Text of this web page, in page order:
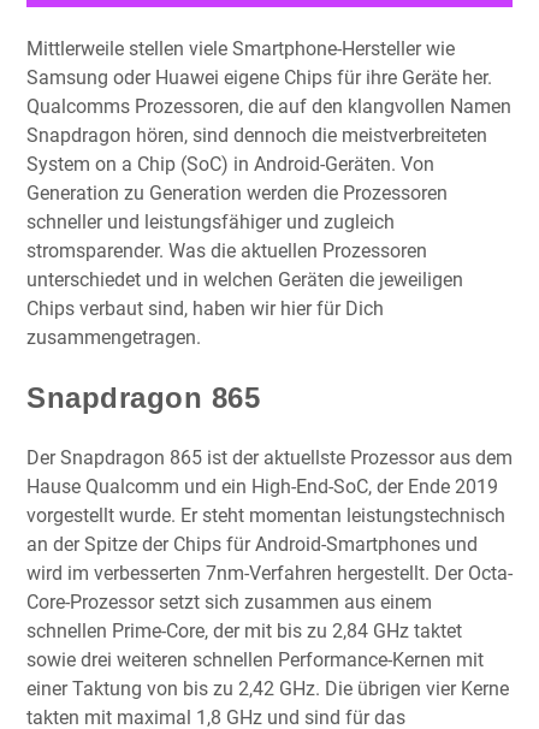
Mittlerweile stellen viele Smartphone-Hersteller wie
Samsung oder Huawei eigene Chips für ihre Geräte her.
Qualcomms Prozessoren, die auf den klangvollen Namen
Snapdragon hören, sind dennoch die meistverbreiteten
System on a Chip (SoC) in Android-Geräten. Von
Generation zu Generation werden die Prozessoren
schneller und leistungsfähiger und zugleich
stromsparender. Was die aktuellen Prozessoren
unterschiedet und in welchen Geräten die jeweiligen
Chips verbaut sind, haben wir hier für Dich
zusammengetragen.
Snapdragon 865
Der Snapdragon 865 ist der aktuellste Prozessor aus dem
Hause Qualcomm und ein High-End-SoC, der Ende 2019
vorgestellt wurde. Er steht momentan leistungstechnisch
an der Spitze der Chips für Android-Smartphones und
wird im verbesserten 7nm-Verfahren hergestellt. Der Octa-
Core-Prozessor setzt sich zusammen aus einem
schnellen Prime-Core, der mit bis zu 2,84 GHz taktet
sowie drei weiteren schnellen Performance-Kernen mit
einer Taktung von bis zu 2,42 GHz. Die übrigen vier Kerne
takten mit maximal 1,8 GHz und sind für das